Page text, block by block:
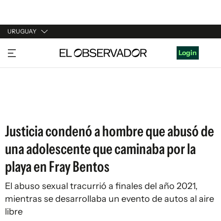
URUGUAY
URUGUAY
ARGENTINA
Login
Justicia condenó a hombre que abusó de
una adolescente que caminaba por la
playa en Fray Bentos
El abuso sexual tracurrió a finales del año 2021,
mientras se desarrollaba un evento de autos al aire
libre